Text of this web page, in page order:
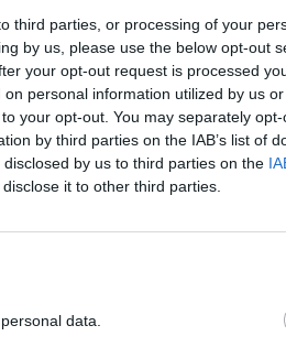
third parties, or processing of your
by us, please use the below opt-out
your opt-out request is processed
personal information utilized by us
your opt-out. You may separately
by third parties on the IAB’s list of
by us to third parties on the
it to other third parties.
data.
lengyel elnök és Olaf Scholz
Párizsban találkoztak,
azt mondta, beszélt Volodimir
több hónapig is eltart majd –
szállítását. Ezt folytatjuk...